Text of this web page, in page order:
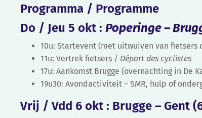
Programma / Programme
Do / Jeu 5 okt :Poperinge –
10u: Startevent (met uitwuiven van fietsers
11u: Vertrek fietsers / Départ des cyclistes
17u: Aankomst Brugge (overnachting in De
19u30: Avondactiviteit – SMR, hulp of
Vrij / Vdd 6 okt : Brugge – Gent